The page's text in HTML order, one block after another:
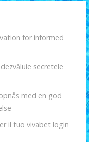
for informed
secretele
med en god
il tuo vivabet login